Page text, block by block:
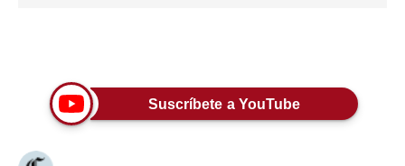
Estilos Suscríbete a YouTube